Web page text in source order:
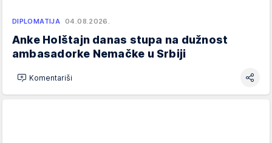
DIPLOMATIJA 04.08.2026.
Anke Holštajn danas stupa na dužnost
ambasadorke Nemačke u Srbiji
Komentariši